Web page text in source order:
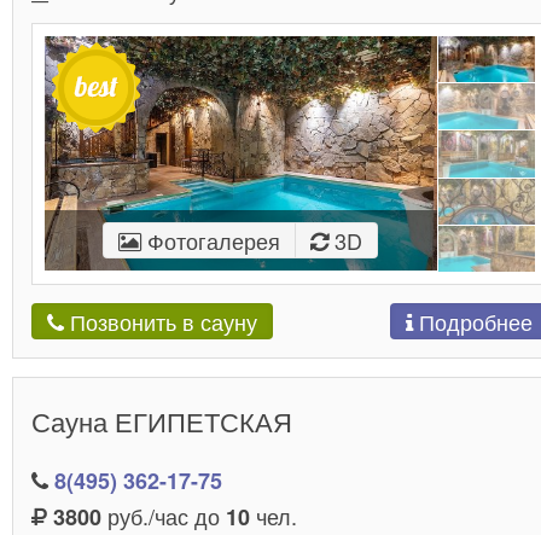
Фотогалерея 3D
Позвонить в сауну Подробнее
Сауна ЕГИПЕТСКАЯ
8(495) 362-17-75
3800 руб./час до 10 чел.